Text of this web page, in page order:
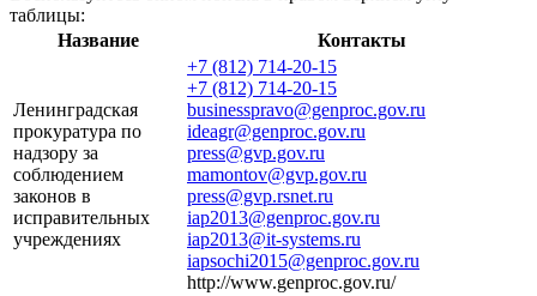
таблицы:
Название
Контакты
Ленинградская
прокуратура по
надзору за
соблюдением
законов в
исправительных
учреждениях
+7 (812) 714-20-15
+7 (812) 714-20-15
businesspravo@genproc.gov.ru
ideagr@genproc.gov.ru
press@gvp.gov.ru
mamontov@gvp.gov.ru
press@gvp.rsnet.ru
iap2013@genproc.gov.ru
iap2013@it-systems.ru
iapsochi2015@genproc.gov.ru
http://www.genproc.gov.ru/